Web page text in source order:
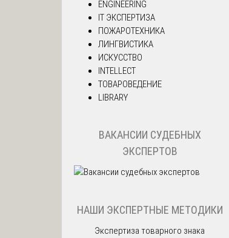
ENGINEERING
IT ЭКСПЕРТИЗА
ПОЖАРОТЕХНИКА
ЛИНГВИСТИКА
ИСКУССТВО
INTELLECT
ТОВАРОВЕДЕНИЕ
LIBRARY
ВАКАНСИИ СУДЕБНЫХ
ЭКСПЕРТОВ
НАШИ ЭКСПЕРТНЫЕ МЕТОДИКИ
Экспертиза товарного знака